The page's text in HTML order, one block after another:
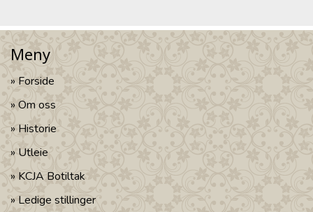
Meny
Forside
Om oss
Historie
Utleie
KCJA Botiltak
Ledige stillinger